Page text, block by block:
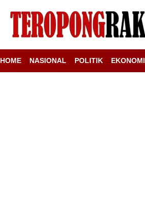
HOME NASIONAL POLITIK EKONOMI